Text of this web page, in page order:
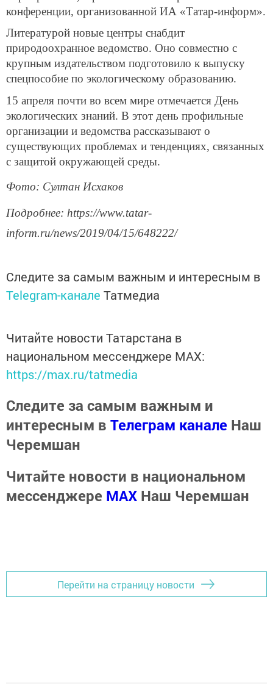
конференции, организованной ИА «Татар-информ».
Литературой новые центры снабдит
природоохранное ведомство. Оно совместно с
крупным издательством подготовило к выпуску
спецпособие по экологическому образованию.
15 апреля почти во всем мире отмечается День
экологических знаний. В этот день профильные
организации и ведомства рассказывают о
существующих проблемах и тенденциях, связанных
с защитой окружающей среды.
Фото: Султан Исхаков
Подробнее: https://www.tatar-
inform.ru/news/2019/04/15/648222/
Следите за самым важным и интересным в
Telegram-канале Татмедиа
Читайте новости Татарстана в
национальном мессенджере MАХ:
https://max.ru/tatmedia
Следите за самым важным и
интересным в Телеграм канале Наш
Черемшан
Читайте новости в национальном
мессенджере MАХ Наш Черемшан
Перейти на страницу новости